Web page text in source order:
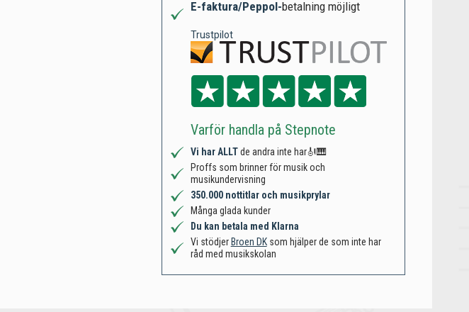
E-faktura/Peppol-betalning möjligt
Trustpilot
Varför handla på Stepnote
Vi har ALLTde andra inte har🎻🎹
Proffs som brinner för musik och
musikundervisning
350.000 nottitlar och musikprylar
Många glada kunder
Du kan betala med Klarna
Vi stödjer Broen DKsom hjälper de som inte har
råd med musikskolan